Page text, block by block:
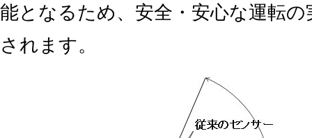
能となるため、安全・安心な運転
されます。